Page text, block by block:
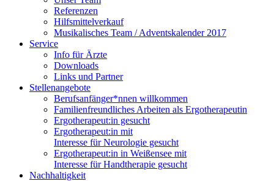
Referenzen
Hilfsmittelverkauf
Musikalisches Team / Adventskalender 2017
Service
Info für Ärzte
Downloads
Links und Partner
Stellenangebote
Berufsanfänger*nnen willkommen
Familienfreundliches Arbeiten als Ergotherapeutin
Ergotherapeut:in gesucht
Ergotherapeut:in mit
Interesse für Neurologie gesucht
Ergotherapeut:in in Weißensee mit
Interesse für Handtherapie gesucht
Nachhaltigkeit